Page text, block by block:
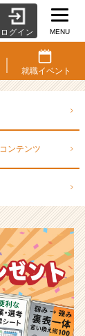
ログイン MENU
就職イベント
コンテンツ